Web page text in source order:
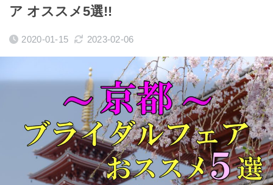
ア オススメ5選!!
2020-01-15 2023-02-06